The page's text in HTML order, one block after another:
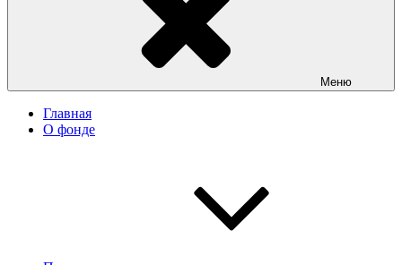
Меню
Главная
О фонде